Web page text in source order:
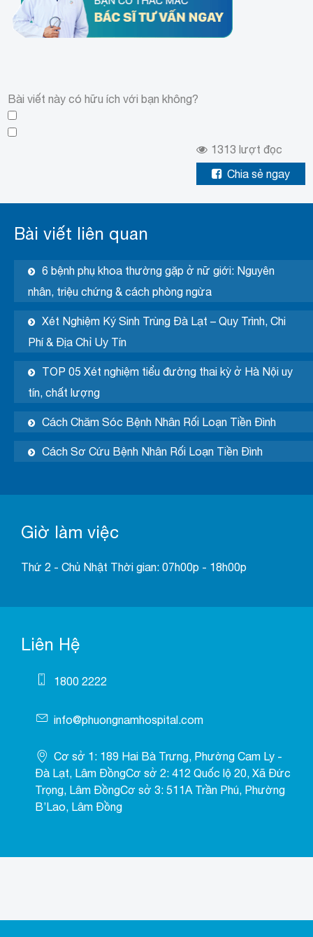
Bài viết này có hữu ích với bạn không?
1313 lượt đọc
Chia sẻ ngay
Bài viết liên quan
6 bệnh phụ khoa thường gặp ở nữ giới: Nguyên
nhân, triệu chứng & cách phòng ngừa
Xét Nghiệm Ký Sinh Trùng Đà Lạt – Quy Trình, Chi
Phí & Địa Chỉ Uy Tín
TOP 05 Xét nghiệm tiểu đường thai kỳ ở Hà Nội uy
tín, chất lượng
Cách Chăm Sóc Bệnh Nhân Rối Loạn Tiền Đình
Cách Sơ Cứu Bệnh Nhân Rối Loạn Tiền Đình
Giờ làm việc
Thứ 2 - Chủ Nhật Thời gian: 07h00p - 18h00p
Liên Hệ
1800 2222
info@phuongnamhospital.com
Cơ sở 1: 189 Hai Bà Trưng, Phường Cam Ly -
Đà Lạt, Lâm ĐồngCơ sở 2: 412 Quốc lộ 20, Xã Đức
Trọng, Lâm ĐồngCơ sở 3: 511A Trần Phú, Phường
B’Lao, Lâm Đồng